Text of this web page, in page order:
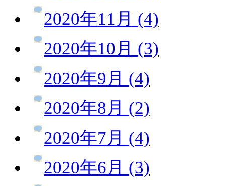
2020年11月 (4)
2020年10月 (3)
2020年9月 (4)
2020年8月 (2)
2020年7月 (4)
2020年6月 (3)